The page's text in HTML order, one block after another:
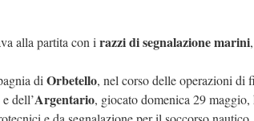
alla partita con i razzi di segnalazione marini
di Orbetello, nel corso delle operazioni
e dell’Argentario, giocato domenica 29